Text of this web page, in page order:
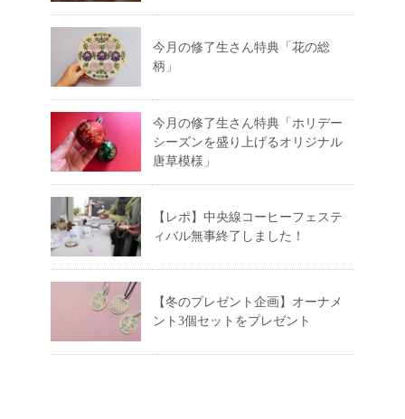
今月の修了生さん特典「花の総
柄」
今月の修了生さん特典「ホリデー
シーズンを盛り上げるオリジナル
唐草模様」
【レポ】中央線コーヒーフェステ
ィバル無事終了しました！
【冬のプレゼント企画】オーナメ
ント3個セットをプレゼント